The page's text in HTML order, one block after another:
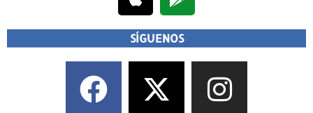
SÍGUENOS